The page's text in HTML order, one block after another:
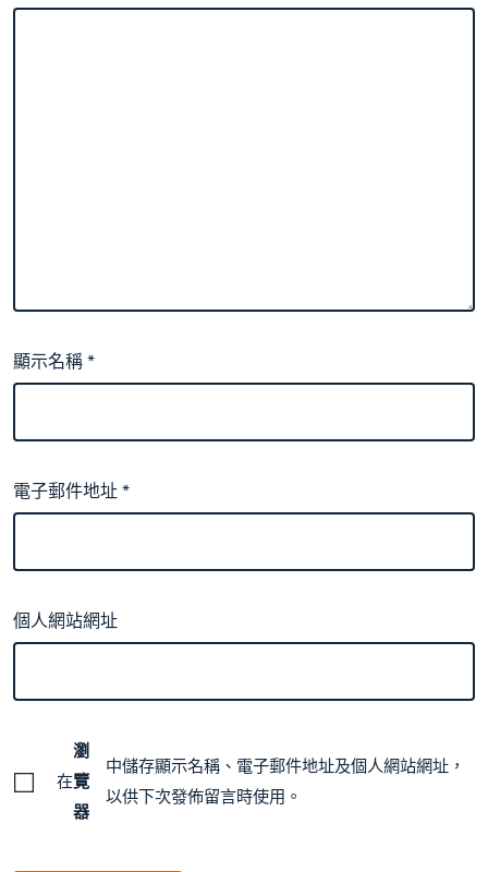
顯示名稱*
電子郵件地址*
個人網站網址
在
瀏
覽
器
中儲存顯示名稱、電子郵件地址及個人網站網址，
以供下次發佈留言時使用。